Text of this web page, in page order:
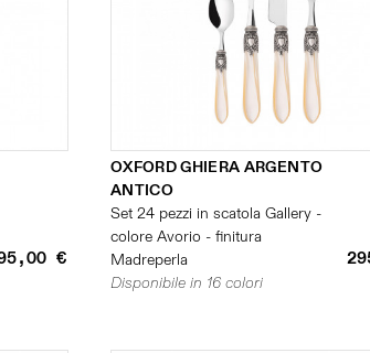
€
OXFORD GHIERA ARGENTO
ANTICO
Set 24 pezzi in scatola Gallery -
colore Avorio - finitura
Madreperla
Disponibile in 16 colori